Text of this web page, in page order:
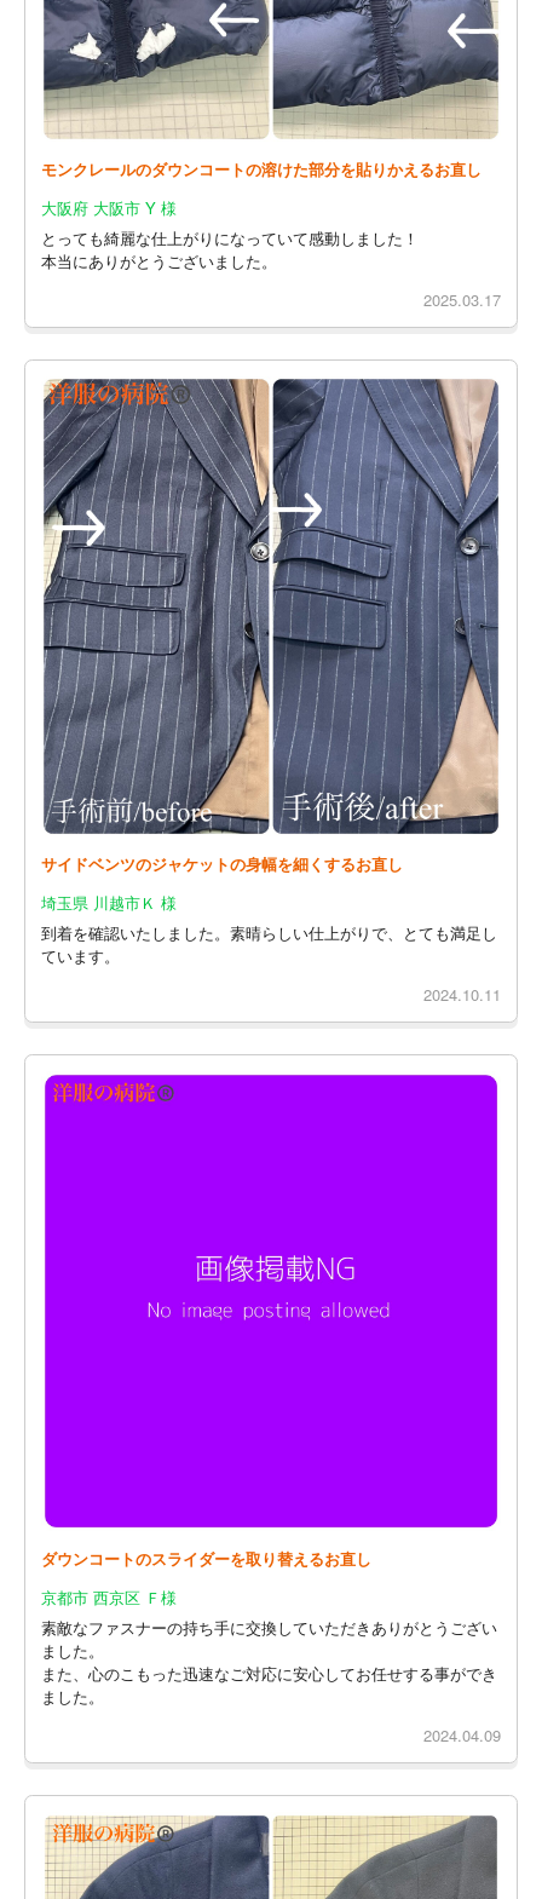
モンクレールのダウンコートの溶けた部分を貼りかえるお直し
大阪府 大阪市 Y 様
とっても綺麗な仕上がりになっていて感動しました！
本当にありがとうございました。
2025.03.17
サイドベンツのジャケットの身幅を細くするお直し
埼玉県 川越市Ｋ 様
到着を確認いたしました。素晴らしい仕上がりで、とても満足し
ています。
2024.10.11
ダウンコートのスライダーを取り替えるお直し
京都市 西京区 Ｆ様
素敵なファスナーの持ち手に交換していただきありがとうござい
ました。
また、心のこもった迅速なご対応に安心してお任せする事ができ
ました。
2024.04.09